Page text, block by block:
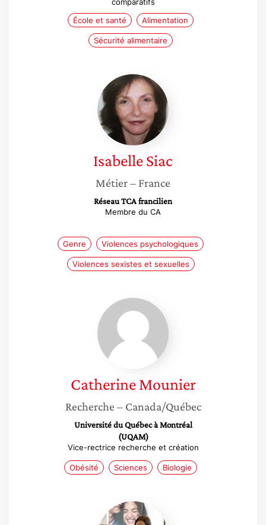
École et santé
Alimentation
Sécurité alimentaire
Isabelle
Siac
IsabelleSiac
Métier– France
Réseau TCA francilien
Membre du CA
Genre Violences psychologiques
Violences sexistes et sexuelles
Catherine
Mounier
Catherine Mounier
Recherche – Canada/Québec
Université du Québec à Montréal
(UQAM)
Vice-rectrice recherche et création
Obésité Sciences Biologie
Charlotte
Devaux